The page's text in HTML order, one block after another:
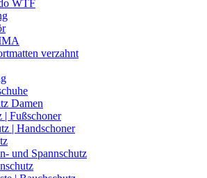
WTF
verzahnt
Damen
| Fußschoner
| Handschoner
und Spannschutz